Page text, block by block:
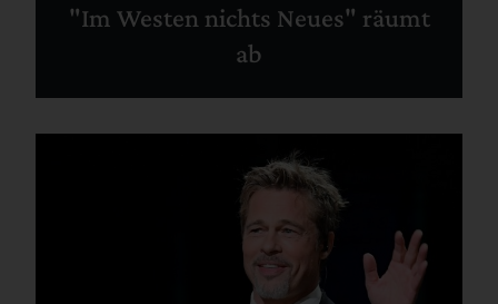
"Im Westen nichts Neues" räumt
ab